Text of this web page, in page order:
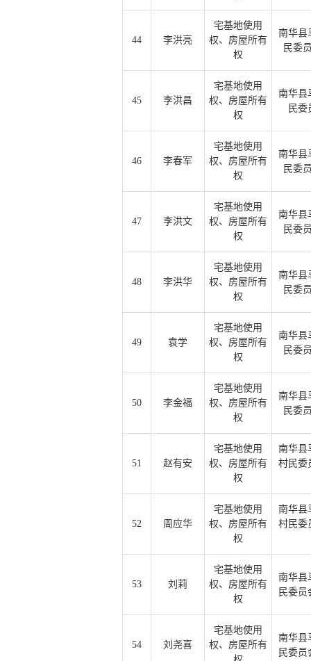
44 李洪亮
宅基地使用
权、房屋所有
权
南华县
民委
45 李洪昌
宅基地使用
权、房屋所有
权
南华县
民委
46 李春军
宅基地使用
权、房屋所有
权
南华县
民委
47 李洪文
宅基地使用
权、房屋所有
权
南华县
民委
48 李洪华
宅基地使用
权、房屋所有
权
南华县
民委
49 袁学
宅基地使用
权、房屋所有
权
南华县
民委
50 李金福
宅基地使用
权、房屋所有
权
南华县
民委
51 赵有安
宅基地使用
权、房屋所有
权
南华县
村民委
52 周应华
宅基地使用
权、房屋所有
权
南华县
村民委
53 刘莉
宅基地使用
权、房屋所有
权
南华县
民委员
54 刘尧喜
宅基地使用
权、房屋所有
南华县
民委员